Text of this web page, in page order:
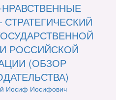
РОССИЙСКОЙ
(ОБЗОР
Иосиф Иосифович